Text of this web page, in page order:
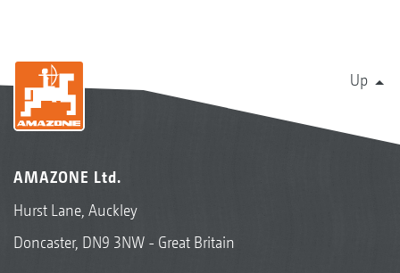
Up
AMAZONE Ltd.
Hurst Lane, Auckley
Doncaster, DN9 3NW - Great Britain